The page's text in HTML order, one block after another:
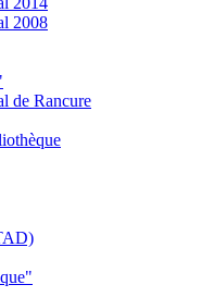
2008
de Rancure